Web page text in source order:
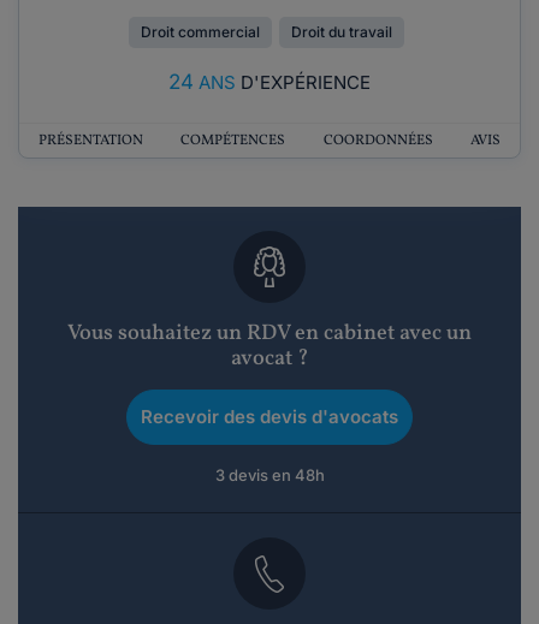
Droit commercial Droit du travail
24 ANS D'EXPÉRIENCE
PRÉSENTATION COMPÉTENCES COORDONNÉES AVIS
Vous souhaitez un RDV en cabinet avec un
avocat ?
Recevoir des devis d'avocats
3 devis en 48h